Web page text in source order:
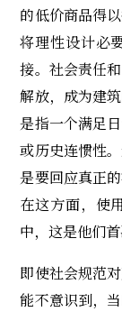
的低价商品得
将理性设计必
接。社会责任
解放，成为建
是指一个满足
或历史连惯性
是要回应真正
在这方面，使
中，这是他们
即使社会规范
能不意识到，